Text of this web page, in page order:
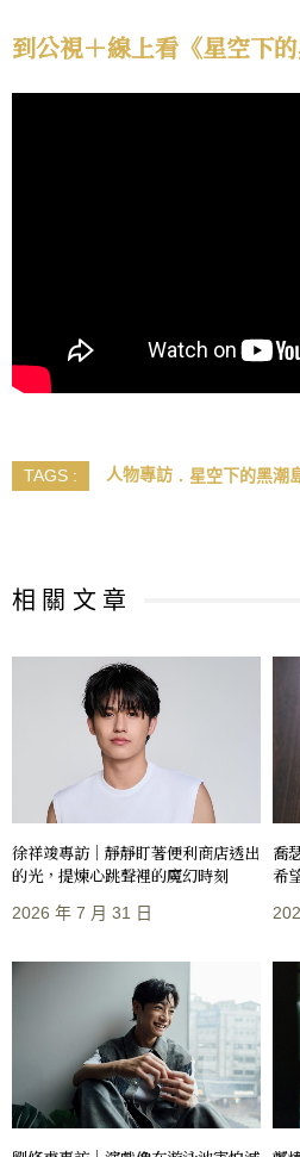
到公視＋線上看《星空下的
TAGS : 人物專訪 星空下的黑潮
相 關 文 章
徐祥竣專訪｜靜靜盯著便利商店透出
的光，提煉心跳聲裡的魔幻時刻
2026 年 7 月 31 日
喬
希